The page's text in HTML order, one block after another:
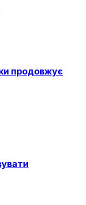
продовжує